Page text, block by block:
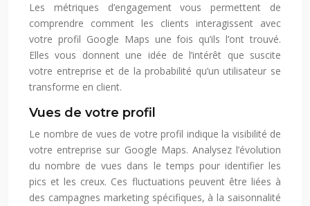
Les métriques d’engagement vous permettent de
comprendre comment les clients interagissent avec
votre profil Google Maps une fois qu’ils l’ont trouvé.
Elles vous donnent une idée de l’intérêt que suscite
votre entreprise et de la probabilité qu’un utilisateur se
transforme en client.
Vues de votre profil
Le nombre de vues de votre profil indique la visibilité de
votre entreprise sur Google Maps. Analysez l’évolution
du nombre de vues dans le temps pour identifier les
pics et les creux. Ces fluctuations peuvent être liées à
des campagnes marketing spécifiques, à la saisonnalité